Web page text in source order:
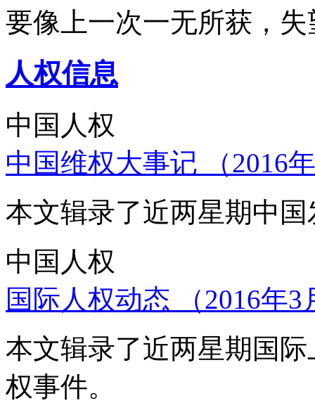
要像上一次一无所获，
人权信息
中国人权
中国维权大事记 （2016
本文辑录了近两星期中
中国人权
国际人权动态 （2016年
本文辑录了近两星期国
权事件。